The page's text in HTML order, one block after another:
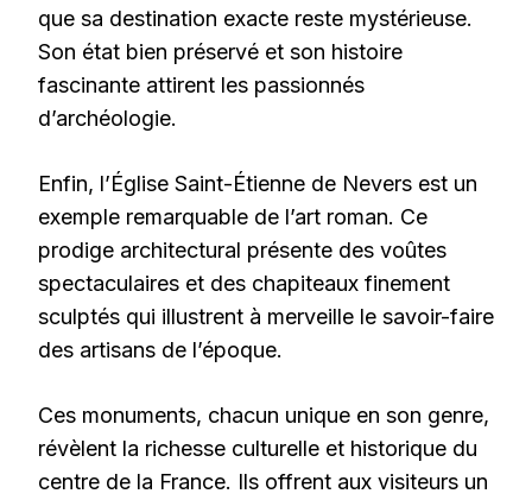
que sa destination exacte reste mystérieuse.
Son état bien préservé et son histoire
fascinante attirent les passionnés
d’archéologie.
Enfin, l’Église Saint-Étienne de Nevers est un
exemple remarquable de l’art roman. Ce
prodige architectural présente des voûtes
spectaculaires et des chapiteaux finement
sculptés qui illustrent à merveille le savoir-faire
des artisans de l’époque.
Ces monuments, chacun unique en son genre,
révèlent la richesse culturelle et historique du
centre de la France. Ils offrent aux visiteurs un